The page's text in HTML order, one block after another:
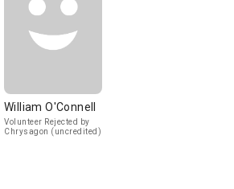
William O'Connell
Volunteer Rejected by
Chrysagon (uncredited)